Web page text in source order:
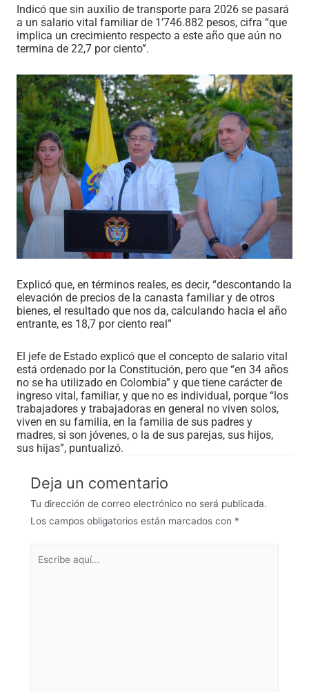
Indicó que sin auxilio de transporte para 2026 se pasará
a un salario vital familiar de 1’746.882 pesos, cifra “que
implica un crecimiento respecto a este año que aún no
termina de 22,7 por ciento”.
Explicó que, en términos reales, es decir, “descontando la
elevación de precios de la canasta familiar y de otros
bienes, el resultado que nos da, calculando hacia el año
entrante, es 18,7 por ciento real”
El jefe de Estado explicó que el concepto de salario vital
está ordenado por la Constitución, pero que “en 34 años
no se ha utilizado en Colombia” y que tiene carácter de
ingreso vital, familiar, y que no es individual, porque “los
trabajadores y trabajadoras en general no viven solos,
viven en su familia, en la familia de sus padres y
madres, si son jóvenes, o la de sus parejas, sus hijos,
sus hijas”, puntualizó.
Deja un comentario
Tu dirección de correo electrónico no será publicada.
Los campos obligatorios están marcados con *